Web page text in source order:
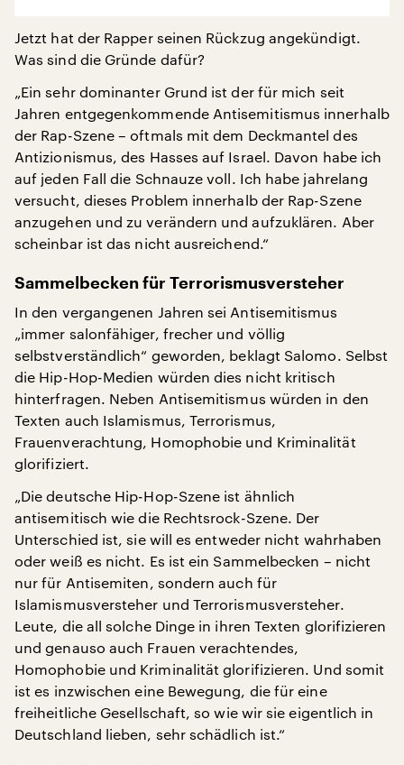
Jetzt hat der Rapper seinen Rückzug angekündigt.
Was sind die Gründe dafür?
„Ein sehr dominanter Grund ist der für mich seit
Jahren entgegenkommende Antisemitismus innerhalb
der Rap-Szene – oftmals mit dem Deckmantel des
Antizionismus, des Hasses auf Israel. Davon habe ich
auf jeden Fall die Schnauze voll. Ich habe jahrelang
versucht, dieses Problem innerhalb der Rap-Szene
anzugehen und zu verändern und aufzuklären. Aber
scheinbar ist das nicht ausreichend.“
Sammelbecken für Terrorismusversteher
In den vergangenen Jahren sei Antisemitismus
„immer salonfähiger, frecher und völlig
selbstverständlich“ geworden, beklagt Salomo. Selbst
die Hip-Hop-Medien würden dies nicht kritisch
hinterfragen. Neben Antisemitismus würden in den
Texten auch Islamismus, Terrorismus,
Frauenverachtung, Homophobie und Kriminalität
glorifiziert.
„Die deutsche Hip-Hop-Szene ist ähnlich
antisemitisch wie die Rechtsrock-Szene. Der
Unterschied ist, sie will es entweder nicht wahrhaben
oder weiß es nicht. Es ist ein Sammelbecken – nicht
nur für Antisemiten, sondern auch für
Islamismusversteher und Terrorismusversteher.
Leute, die all solche Dinge in ihren Texten glorifizieren
und genauso auch Frauen verachtendes,
Homophobie und Kriminalität glorifizieren. Und somit
ist es inzwischen eine Bewegung, die für eine
freiheitliche Gesellschaft, so wie wir sie eigentlich in
Deutschland lieben, sehr schädlich ist.“